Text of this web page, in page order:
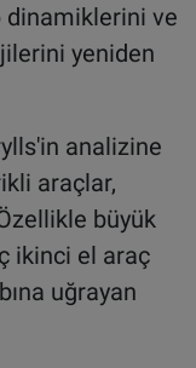
dinamiklerini ve
yeniden
analizine
araçlar,
büyük
ikinci el araç
uğrayan